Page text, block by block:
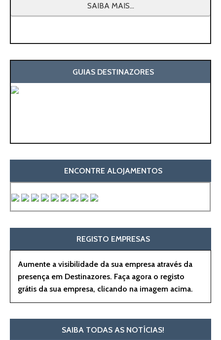
SAIBA MAIS...
GUIAS DESTINAZORES
ENCONTRE ALOJAMENTOS
REGISTO EMPRESAS
Aumente a visibilidade da sua empresa através da
presença em Destinazores. Faça agora o registo
grátis da sua empresa, clicando na imagem acima.
SAIBA TODAS AS NOTÍCIAS!